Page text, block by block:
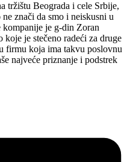
tržištu Beograda i cele Srbije,
znači da smo i neiskusni u
kompanije je g-din Zoran
je stečeno radeći za druge
firmu koja ima takvu poslovnu
najveće priznanje i podstrek